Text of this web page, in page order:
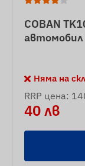
COBAN
автомобил
Няма на
RRP цена:
40 лв